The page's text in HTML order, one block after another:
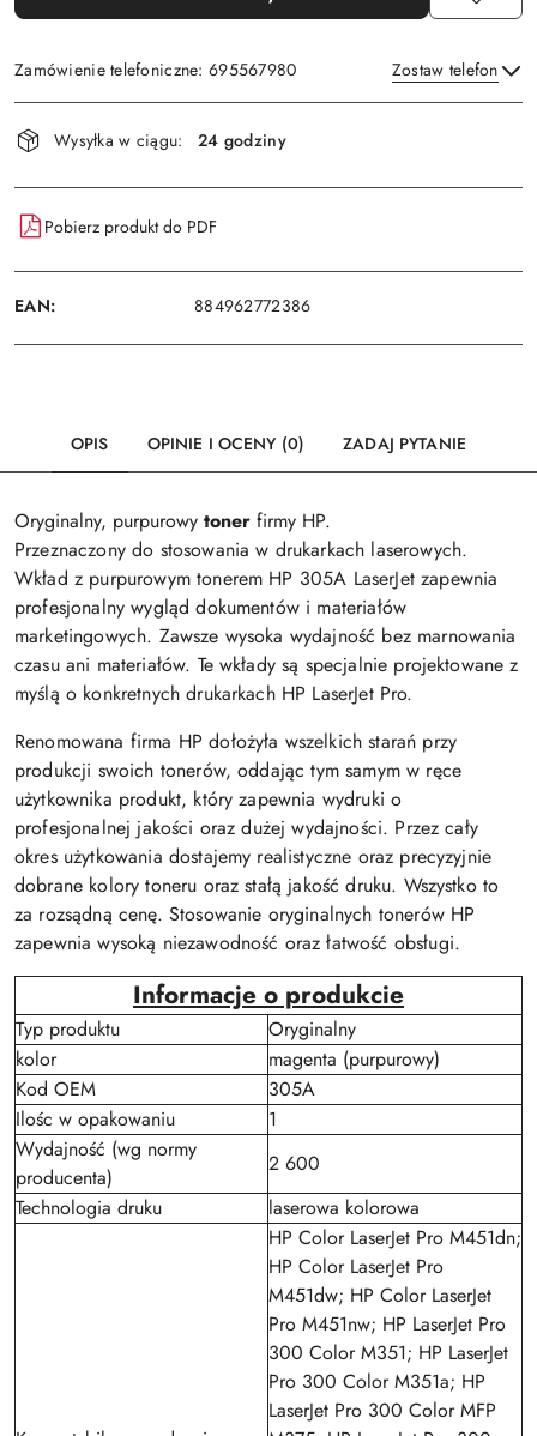
Zamówienie telefoniczne: 695567980 Zostaw telefon
Dostępność
i
dostawa
Wysyłka w ciągu: 24 godziny
Pobierz produkt do PDF
EAN: 884962772386
OPIS OPINIE I OCENY (0) ZADAJ PYTANIE
Oryginalny, purpurowy toner firmy HP.
Przeznaczony do stosowania w drukarkach laserowych.
Wkład z purpurowym tonerem HP 305A LaserJet zapewnia
profesjonalny wygląd dokumentów i materiałów
marketingowych. Zawsze wysoka wydajność bez marnowania
czasu ani materiałów. Te wkłady są specjalnie projektowane z
myślą o konkretnych drukarkach HP LaserJet Pro.
Renomowana firma HP dołożyła wszelkich starań przy
produkcji swoich tonerów, oddając tym samym w ręce
użytkownika produkt, który zapewnia wydruki o
profesjonalnej jakości oraz dużej wydajności. Przez cały
okres użytkowania dostajemy realistyczne oraz precyzyjnie
dobrane kolory toneru oraz stałą jakość druku. Wszystko to
za rozsądną cenę. Stosowanie oryginalnych tonerów HP
zapewnia wysoką niezawodność oraz łatwość obsługi.
Informacje o produkcie
Typ produktu
Oryginalny
kolor
magenta (purpurowy)
Kod OEM
305A
Ilośc w opakowaniu
1
Wydajność (wg normy
producenta)
2 600
Technologia druku
laserowa kolorowa
HP Color LaserJet Pro M451dn;
HP Color LaserJet Pro
M451dw; HP Color LaserJet
Pro M451nw; HP LaserJet Pro
300 Color M351; HP LaserJet
Pro 300 Color M351a; HP
LaserJet Pro 300 Color MFP